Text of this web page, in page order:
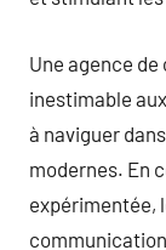
Une agence
inestimable
à naviguer
modernes. En
expérimentée,